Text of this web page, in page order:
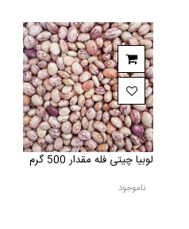
لوبیا چیتی فله مقدار 500 گرم
ناموجود